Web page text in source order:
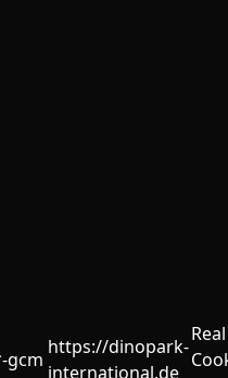
gcm
https://dinopark-
international.de
Real